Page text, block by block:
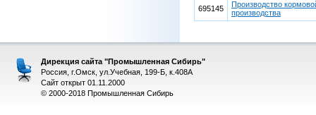
695145
Производство
производства
Дирекция сайта "Промышленная Сибирь"
Россия, г.Омск, ул.Учебная, 199-Б, к.408А
Сайт открыт 01.11.2000
© 2000-2018 Промышленная Сибирь